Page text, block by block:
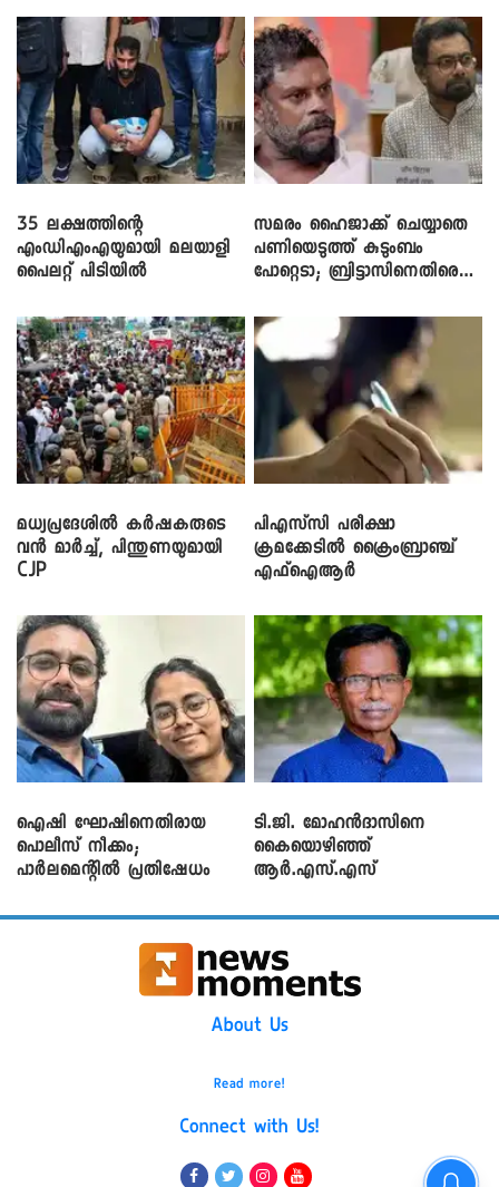
35 ലക്ഷത്തിന്റെ
എംഡിഎംഎയുമായി മലയാളി
പൈലറ്റ് പിടിയിൽ
സമരം ഹൈജാക്ക് ചെയ്യാതെ
പണിയെടുത്ത് കുടുംബം
പോറ്റെടാ; ബ്രിട്ടാസിനെതിരെ
മധ്യപ്രദേശിൽ കർഷകരുടെ
വൻ മാർച്ച്, പിന്തുണയുമായി
CJP
പിഎസ്‌സി പരീക്ഷാ
ക്രമക്കേ‌ടിൽ ക്രൈംബ്രാഞ്ച്
എഫ്ഐആർ
ഐഷി ഘോഷിനെതിരായ
പൊലീസ് നീക്കം;
പാര്‍ലമെന്റിൽ പ്രതിഷേധം
ടി.ജി. മോഹൻദാസിനെ
കൈയൊഴിഞ്ഞ്
ആർ.എസ്.എസ്
About Us
Read more!
Connect with Us!